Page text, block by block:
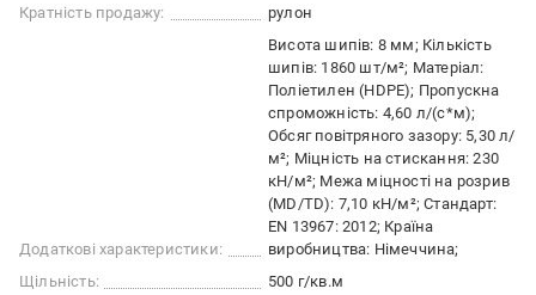
Кратність продажу: рулон
Додаткові характеристики:
Висота шипів: 8 мм; Кількість
шипів: 1860 шт/м²; Матеріал:
Поліетилен (HDPE); Пропускна
спроможність: 4,60 л/(с*м);
Обсяг повітряного зазору: 5,30 л/
м²; Міцність на стискання: 230
кН/м²; Межа міцності на розрив
(MD/TD): 7,10 кН/м²; Стандарт:
EN 13967: 2012; Країна
виробництва: Німеччина;
Щільність:
500 г/кв.м